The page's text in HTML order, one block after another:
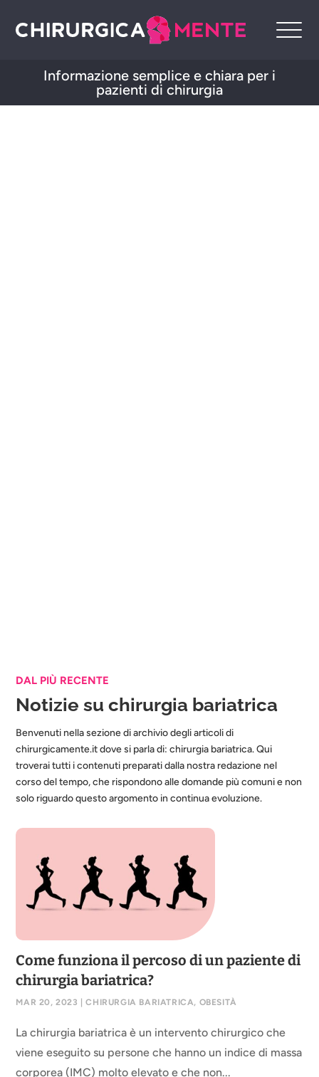
Informazione semplice e chiara per i
pazienti di chirurgia
DAL PIÙ RECENTE
Notizie su chirurgia bariatrica
Benvenuti nella sezione di archivio degli articoli di
chirurgicamente.it dove si parla di: chirurgia bariatrica. Qui
troverai tutti i contenuti preparati dalla nostra redazione nel
corso del tempo, che rispondono alle domande più comuni e non
solo riguardo questo argomento in continua evoluzione.
Come funziona il percoso di un paziente di
chirurgia bariatrica?
MAR 20, 2023 |CHIRURGIA BARIATRICA, OBESITÀ
La chirurgia bariatrica è un intervento chirurgico che
viene eseguito su persone che hanno un indice di massa
corporea (IMC) molto elevato e che non...